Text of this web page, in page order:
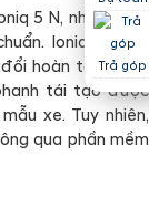
5 N, nhưng tiết
Ioniq 5 N có
hoàn toàn, các
tái tạo được
xe. Tuy nhiên,
qua phần mềm
Trả góp